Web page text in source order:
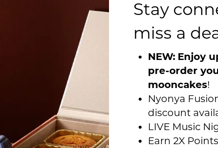
Stay
miss a
NEW: Enjoy
pre-order
mooncakes!
Nyonya
discount
LIVE Music
Earn 2X
方案，请联系 TRUSTe。如需查看其他信息，请参阅 TRUSTe